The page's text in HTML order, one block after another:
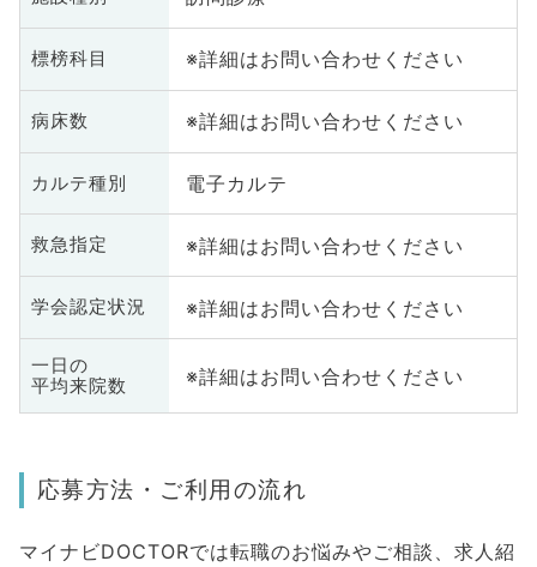
標榜科目 ※詳細はお問い合わせください
病床数 ※詳細はお問い合わせください
カルテ種別 電子カルテ
救急指定 ※詳細はお問い合わせください
学会認定状況 ※詳細はお問い合わせください
一日の
平均来院数
※詳細はお問い合わせください
応募方法・ご利用の流れ
マイナビDOCTORでは転職のお悩みやご相談、求人紹